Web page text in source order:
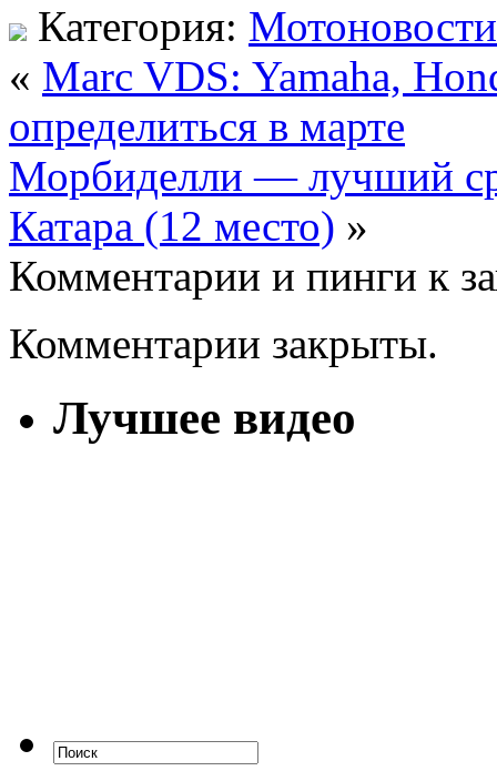
Категория: Мотоновости
« Marc VDS: Yamaha,
определиться в марте
Морбиделли — лучший
Катара (12 место) »
Комментарии и пинги к
Комментарии закрыты.
Лучшее видео